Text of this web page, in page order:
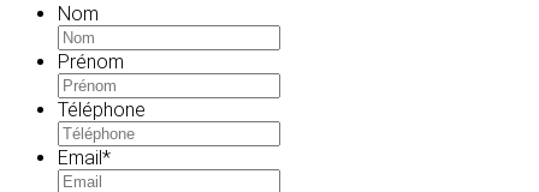
Nom
Prénom
Téléphone
Email*